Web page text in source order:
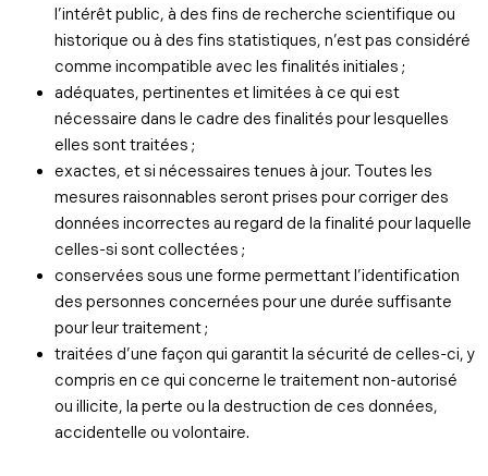
l’intérêt public, à des fins de recherche scientifique ou
historique ou à des fins statistiques, n’est pas considéré
comme incompatible avec les finalités initiales ;
adéquates, pertinentes et limitées à ce qui est
nécessaire dans le cadre des finalités pour lesquelles
elles sont traitées ;
exactes, et si nécessaires tenues à jour. Toutes les
mesures raisonnables seront prises pour corriger des
données incorrectes au regard de la finalité pour laquelle
celles-si sont collectées ;
conservées sous une forme permettant l’identification
des personnes concernées pour une durée suffisante
pour leur traitement ;
traitées d’une façon qui garantit la sécurité de celles-ci, y
compris en ce qui concerne le traitement non-autorisé
ou illicite, la perte ou la destruction de ces données,
accidentelle ou volontaire.